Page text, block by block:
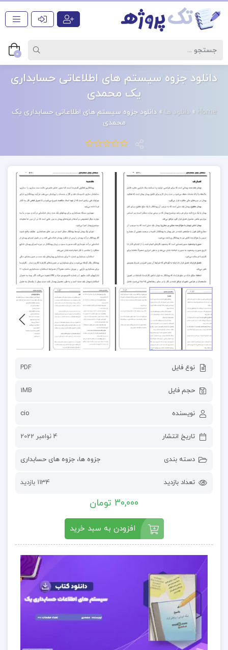
0
دانلود جزوه سیستم های اطلاعاتی حسابداری
یک محمدی
Home
»دانلود ها »دانلود جزوه سیستم های اطلاعاتی حسابداری یک
محمدی
نوع فایل PDF
حجم فایل 1MB
نویسنده cio
تاریخ انتشار 4 نوامبر 2022
دسته بندی جزوه ها، جزوه های حسابداری
تعداد بازدید 1134 بازدید
30,000 تومان
افزودن به سبد خرید